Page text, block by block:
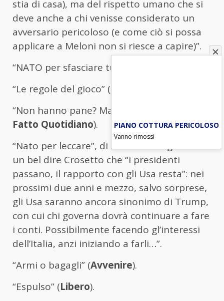
stia di casa), ma del rispetto umano che si
deve anche a chi venisse considerato un
avversario pericoloso (e come ciò si possa
applicare a Meloni non si riesce a capire)”.
“NATO per sfasciare tutto” (
“Le regole del gioco” (
“Non hanno pane? Mangino cannoni” (
Fatto Quotidiano).
“Nato per leccare”, di Marco Travaglio: “Ha
un bel dire Crosetto che “i presidenti
passano, il rapporto con gli Usa resta”: nei
prossimi due anni e mezzo, salvo sorprese,
gli Usa saranno ancora sinonimo di Trump,
con cui chi governa dovrà continuare a fare
i conti. Possibilmente facendo gl’interessi
dell’Italia, anzi iniziando a farli…”.
“Armi o bagagli” (Avvenire).
“Espulso” (Libero).
PIANO COTTURA PERICOLOSO
Vanno rimossi